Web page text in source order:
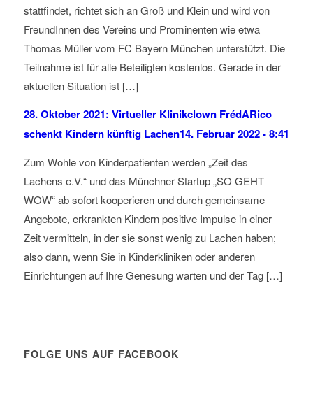
stattfindet, richtet sich an Groß und Klein und wird von
FreundInnen des Vereins und Prominenten wie etwa
Thomas Müller vom FC Bayern München unterstützt. Die
Teilnahme ist für alle Beteiligten kostenlos. Gerade in der
aktuellen Situation ist […]
28. Oktober 2021: Virtueller Klinikclown FrédARico
schenkt Kindern künftig Lachen14. Februar 2022 - 8:41
Zum Wohle von Kinderpatienten werden „Zeit des
Lachens e.V.“ und das Münchner Startup „SO GEHT
WOW“ ab sofort kooperieren und durch gemeinsame
Angebote, erkrankten Kindern positive Impulse in einer
Zeit vermitteln, in der sie sonst wenig zu Lachen haben;
also dann, wenn Sie in Kinderkliniken oder anderen
Einrichtungen auf Ihre Genesung warten und der Tag […]
FOLGE UNS AUF FACEBOOK